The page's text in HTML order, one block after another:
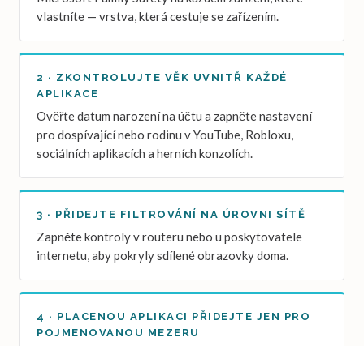
vlastníte — vrstva, která cestuje se zařízením.
2 · ZKONTROLUJTE VĚK UVNITŘ KAŽDÉ
APLIKACE
Ověřte datum narození na účtu a zapněte nastavení
pro dospívající nebo rodinu v YouTube, Robloxu,
sociálních aplikacích a herních konzolích.
3 · PŘIDEJTE FILTROVÁNÍ NA ÚROVNI SÍTĚ
Zapněte kontroly v routeru nebo u poskytovatele
internetu, aby pokryly sdílené obrazovky doma.
4 · PLACENOU APLIKACI PŘIDEJTE JEN PRO
POJMENOVANOU MEZERU